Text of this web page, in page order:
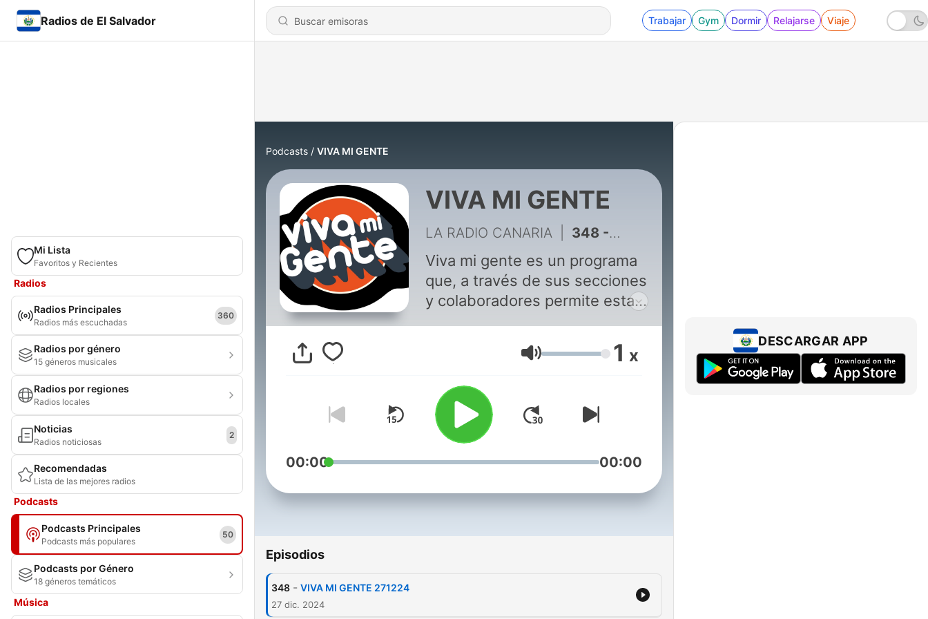
Radios de El Salvador Trabajar Gym Dormir Relajarse Viaje
Mi Lista
Favoritos y Recientes
Radios
Radios Principales
Radios más escuchadas
360
Radios por género
15 géneros musicales
Radios por regiones
Radios locales
Noticias
Radios noticiosas
2
Recomendadas
Lista de las mejores radios
Podcasts
Podcasts Principales
Podcasts más populares
50
Podcasts por Género
18 géneros temáticos
Música
Podcasts VIVA MI GENTE
VIVA MI GENTE
LA RADIO CANARIA 348 - VIVA MI GENTE 271224
Viva mi gente es un programa
que, a través de sus secciones
y colaboradores permite estar
cuenta con los mejores
consejos de nuestros
con nuestra psicóloga,
abogado laboralista,
lingüística, cocinero,
investigador etnográfico,
programa para conocer
día a día con Alexis Hernández
Volumen 1 x
00:00 00:00
Episodios
348 - VIVA MI GENTE 271224
27 dic. 2024
DESCARGAR APP